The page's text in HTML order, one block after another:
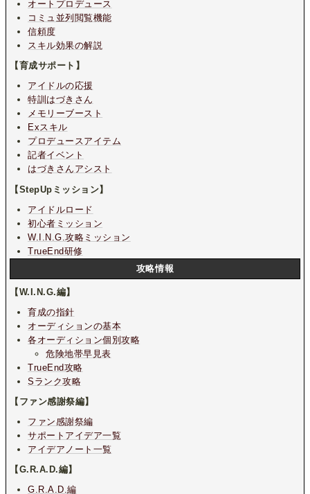
オートプロデュース
コミュ並列閲覧機能
信頼度
スキル効果の解説
【育成サポート】
アイドルの応援
特訓はづきさん
メモリーブースト
Exスキル
プロデュースアイテム
記者イベント
はづきさんアシスト
【StepUpミッション】
アイドルロード
初心者ミッション
W.I.N.G.攻略ミッション
TrueEnd研修
攻略情報
【W.I.N.G.編】
育成の指針
オーディションの基本
各オーディション個別攻略
危険地帯早見表
TrueEnd攻略
Sランク攻略
【ファン感謝祭編】
ファン感謝祭編
サポートアイデア一覧
アイデアノート一覧
【G.R.A.D.編】
G.R.A.D.編